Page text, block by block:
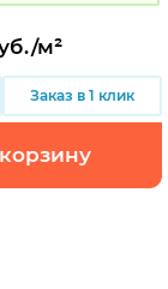
м²
Заказ в 1 клик